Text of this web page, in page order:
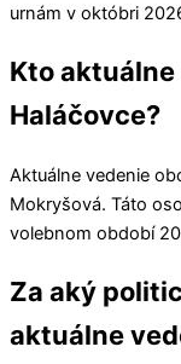
urnám v októbri
Kto
Haláčovce?
Aktuálne vedenie
Mokryšová. Táto
volebnom období
Za aký
aktuálne